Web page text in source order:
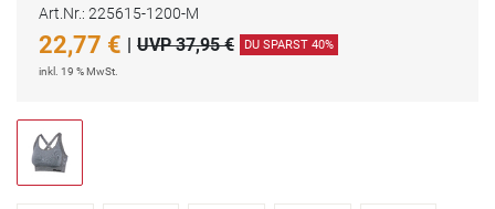
Art.Nr.: 225615-1200-M
22,77 € | UVP 37,95 € DU SPARST 40%
inkl. 19 % MwSt.